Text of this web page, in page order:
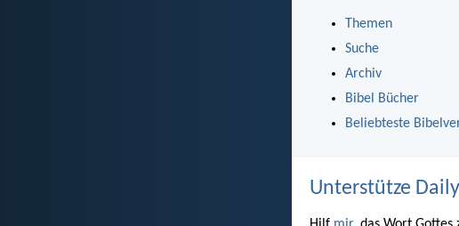
Themen
Suche
Archiv
Bibel Bücher
Beliebteste
Unterstütze